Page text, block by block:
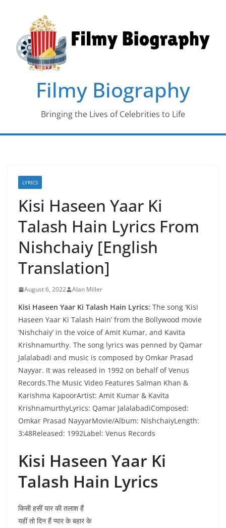
content
Filmy Biography
Bringing the Lives of Celebrities to Life
LYRICS
Kisi Haseen Yaar Ki
Talash Hain Lyrics From
Nishchaiy [English
Translation]
August 6, 2022 Alan Miller
Kisi Haseen Yaar Ki Talash Hain Lyrics: The song ‘Kisi
Haseen Yaar Ki Talash Hain’ from the Bollywood movie
‘Nishchaiy’ in the voice of Amit Kumar, and Kavita
Krishnamurthy. The song lyrics was penned by Qamar
Jalalabadi and music is composed by Omkar Prasad
Nayyar. It was released in 1992 on behalf of Venus
Records.The Music Video Features Salman Khan &
Karishma KapoorArtist: Amit Kumar & Kavita
KrishnamurthyLyrics: Qamar JalalabadiComposed:
Omkar Prasad NayyarMovie/Album: NishchaiyLength:
3:48Released: 1992Label: Venus Records
Kisi Haseen Yaar Ki
Talash Hain Lyrics
किसी हसीं यार की तलाश हैं
यहीं तो दिन हैं प्यार के बहार के